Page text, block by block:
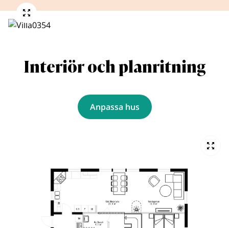
Interiör och planritning
Anpassa hus